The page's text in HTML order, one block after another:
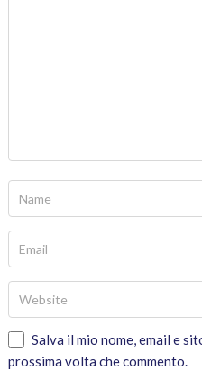
Salva il mio nome, email e
prossima volta che commento.